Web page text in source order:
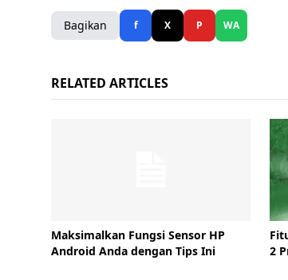
Bagikan f X P WA
RELATED ARTICLES
Maksimalkan Fungsi Sensor HP
Android Anda dengan Tips Ini
2